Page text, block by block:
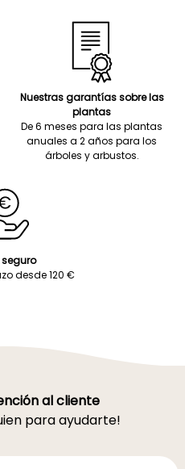
Nuestras garantías sobre las
plantas
De 6 meses para las plantas
anuales a 2 años para los
árboles y arbustos.
desde 120 €
al cliente
para ayudarte!